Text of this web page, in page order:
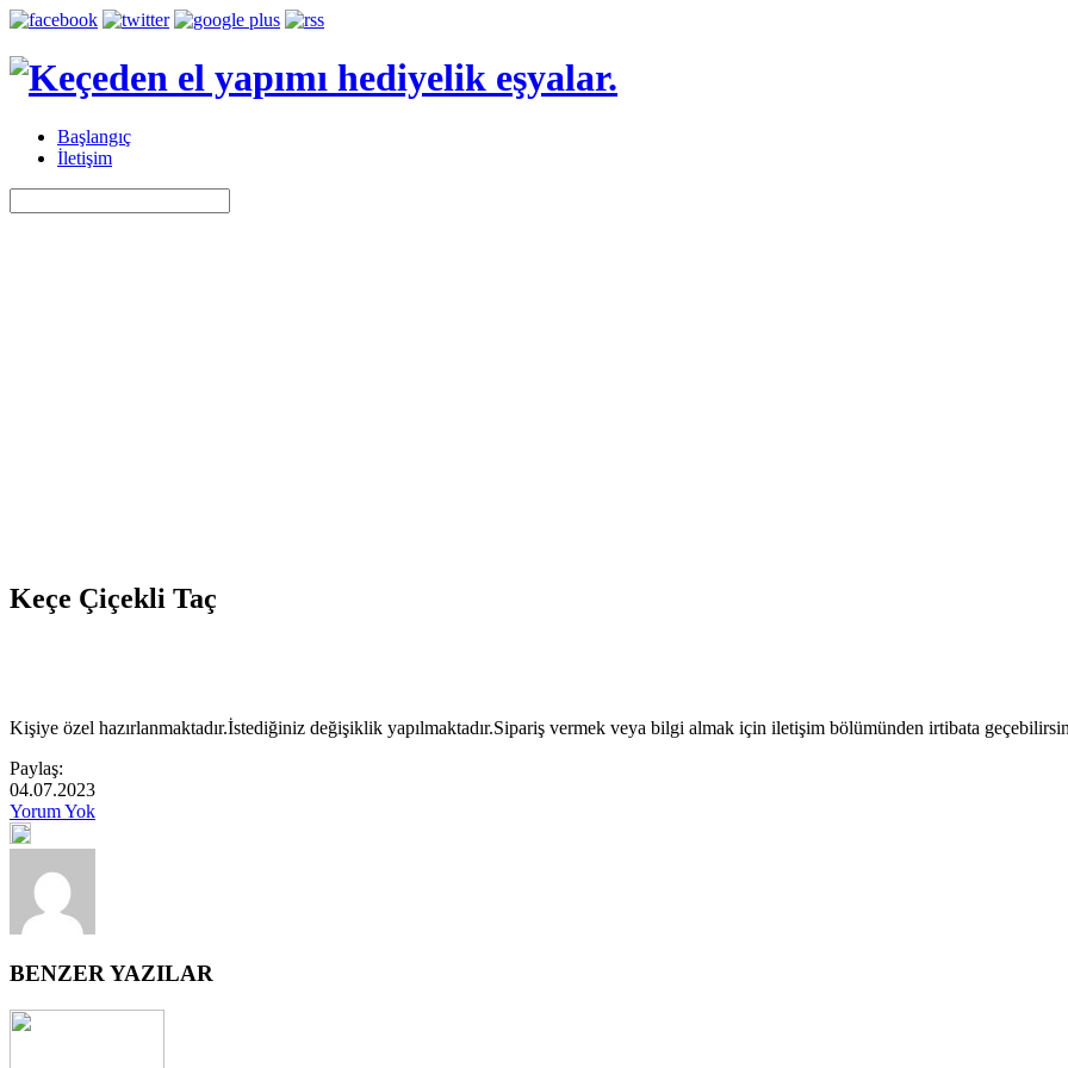
Başlangıç
İletişim
Keçe Çiçekli Taç
Kişiye özel hazırlanmaktadır.İstediğiniz değişiklik yapılmaktadır.Sipariş vermek veya bilgi almak için iletişim bölümünden irtibata
Paylaş:
04.07.2023
Yorum Yok
BENZER YAZILAR